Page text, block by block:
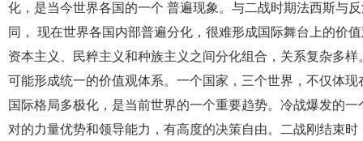
化，是当今世界各国的一个 普遍现象。与二战时期法西斯与
同， 现在世界各国内部普遍分化，很难形成国际舞台上的价
资本主义、民粹主义和种族主义之间分化组合，关系复杂多
可能形成统一的价值观体系。一个国家，三个世界，不仅体
国际格局多极化，是当前世界的一个重要趋势。冷战爆发的
对的力量优势和领导能力，有高度的决策自由。二战刚结束